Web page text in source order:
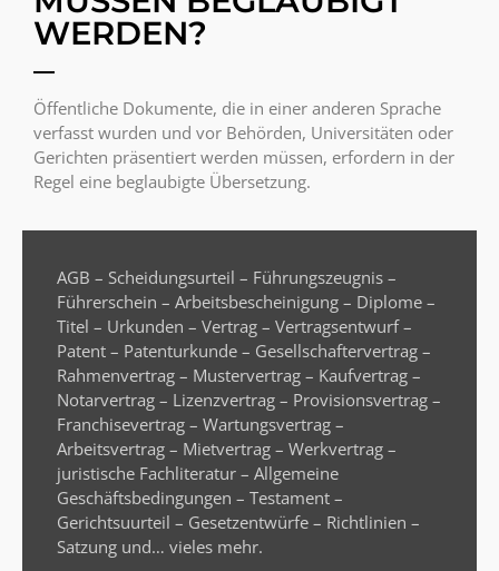
WERDEN?
Öffentliche Dokumente, die in einer anderen Sprache
verfasst wurden und vor Behörden, Universitäten oder
Gerichten präsentiert werden müssen, erfordern in der
Regel eine beglaubigte Übersetzung.
AGB – Scheidungsurteil – Führungszeugnis –
Führerschein – Arbeitsbescheinigung – Diplome –
Titel – Urkunden – Vertrag – Vertragsentwurf –
Patent – Patenturkunde – Gesellschaftervertrag –
Rahmenvertrag – Mustervertrag – Kaufvertrag –
Notarvertrag – Lizenzvertrag – Provisionsvertrag –
Franchisevertrag – Wartungsvertrag –
Arbeitsvertrag – Mietvertrag – Werkvertrag –
juristische Fachliteratur – Allgemeine
Geschäftsbedingungen – Testament –
Gerichtsuurteil – Gesetzentwürfe – Richtlinien –
Satzung und… vieles mehr.